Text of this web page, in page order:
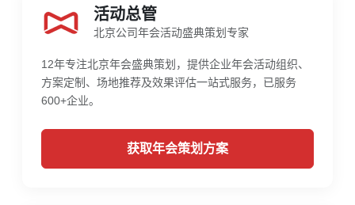
活动总管
北京公司年会活动盛典策划专家
12年专注北京年会盛典策划，提供企业年会活动组织、
方案定制、场地推荐及效果评估一站式服务，已服务
600+企业。
获取年会策划方案